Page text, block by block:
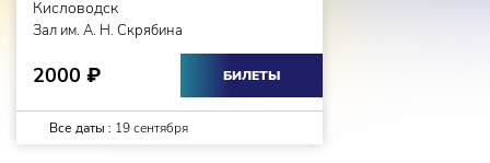
Кисловодск
Зал им. А. Н. Скрябина
2000 ₽ БИЛЕТЫ
Все даты : 19 сентября